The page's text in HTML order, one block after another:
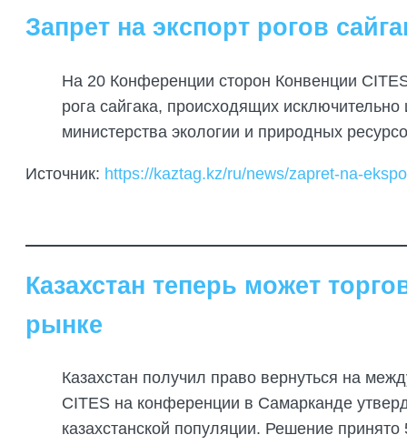
Запрет на экспорт рогов
На 20 Конференции сторон Конвенции
рога сайгака, происходящих
министерства экологии и природных
Источник: https://kaztag.kz/ru/news/zapret-na-
Казахстан теперь может
рынке
Казахстан получил право вернуться на
CITES на конференции в Самарканде
казахстанской популяции. Решение